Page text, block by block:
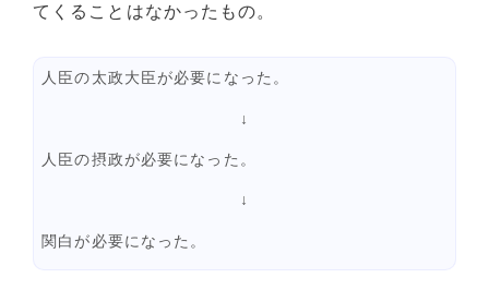
てくることはなかったもの。
人臣の太政大臣が必要になった。
↓
人臣の摂政が必要になった。
↓
関白が必要になった。